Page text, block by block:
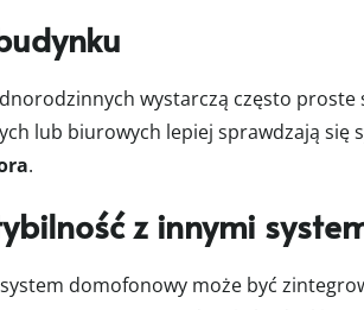
wystarczą często
lub biurowych lepiej sprawdzają się
.
z innymi
domofonowy może być